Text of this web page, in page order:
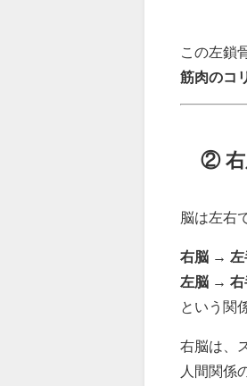
この左鎖
筋肉のコ
② 右
脳は左右
右脳 → 左
左脳 → 右
という関
右脳は、
人間関係